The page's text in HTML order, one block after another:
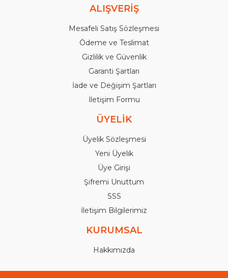
ALIŞVERİŞ
Mesafeli Satış Sözleşmesi
Ödeme ve Teslimat
Gizlilik ve Güvenlik
Garanti Şartları
İade ve Değişim Şartları
İletişim Formu
ÜYELİK
Üyelik Sözleşmesi
Yeni Üyelik
Üye Girişi
Şifremi Unuttum
SSS
İletişim Bilgilerimiz
KURUMSAL
Hakkımızda